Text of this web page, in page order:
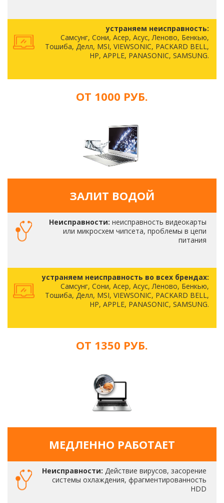
устраняем неисправность:
Самсунг, Сони, Асер, Асус, Леново, Бенкью,
Тошиба, Делл, MSI, VIEWSONIC, PACKARD BELL,
HP, APPLE, PANASONIC, SAMSUNG.
ОТ 1000 РУБ.
ЗАЛИТ ВОДОЙ
Неисправности: неисправность видеокарты
или микросхем чипсета, проблемы в цепи
питания
устраняем неисправность во всех брендах:
Самсунг, Сони, Асер, Асус, Леново, Бенкью,
Тошиба, Делл, MSI, VIEWSONIC, PACKARD BELL,
HP, APPLE, PANASONIC, SAMSUNG.
ОТ 1350 РУБ.
МЕДЛЕННО РАБОТАЕТ
Неисправности: Действие вирусов, засорение
системы охлаждения, фрагментированность
HDD